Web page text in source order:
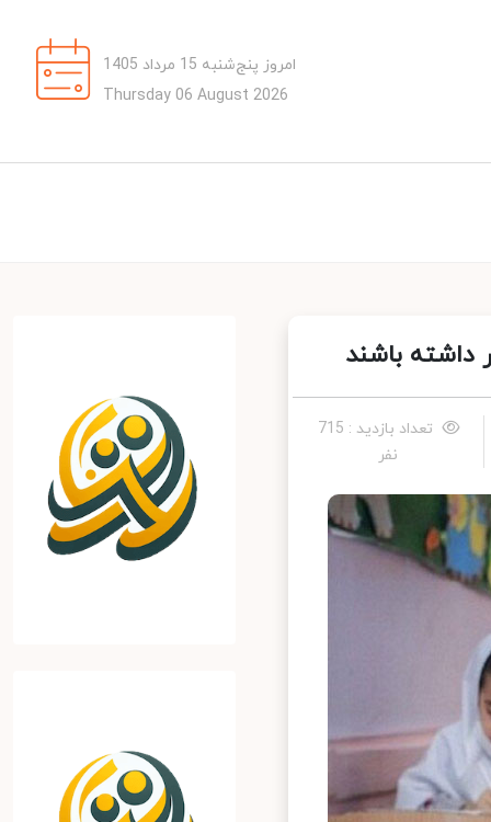
امروز پنج‌شنبه 15 مرداد 1405
Thursday 06 August 2026
باشند
تعداد بازدید : 715
نفر